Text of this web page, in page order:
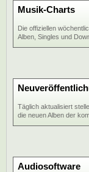
Musik-Charts
Die offiziellen
Alben, Singles und
Täglich aktualisiert
die neuen Alben der
Audiosoftware